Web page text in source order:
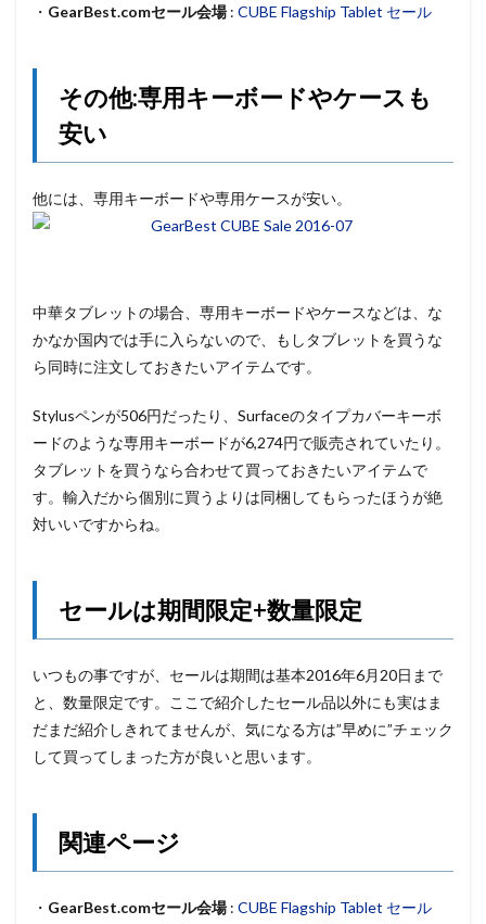
・ GearBest.comセール会場: CUBE Flagship Tablet セール
その他:専用キーボードやケースも
安い
他には、専用キーボードや専用ケースが安い。
中華タブレットの場合、専用キーボードやケースなどは、な
かなか国内では手に入らないので、もしタブレットを買うな
ら同時に注文しておきたいアイテムです。
Stylusペンが506円だったり、Surfaceのタイプカバーキーボ
ードのような専用キーボードが6,274円で販売されていたり。
タブレットを買うなら合わせて買っておきたいアイテムで
す。輸入だから個別に買うよりは同梱してもらったほうが絶
対いいですからね。
セールは期間限定+数量限定
いつもの事ですが、セールは期間は基本2016年6月20日まで
と、数量限定です。ここで紹介したセール品以外にも実はま
だまだ紹介しきれてませんが、気になる方は”早めに”チェック
して買ってしまった方が良いと思います。
関連ページ
・ GearBest.comセール会場: CUBE Flagship Tablet セール